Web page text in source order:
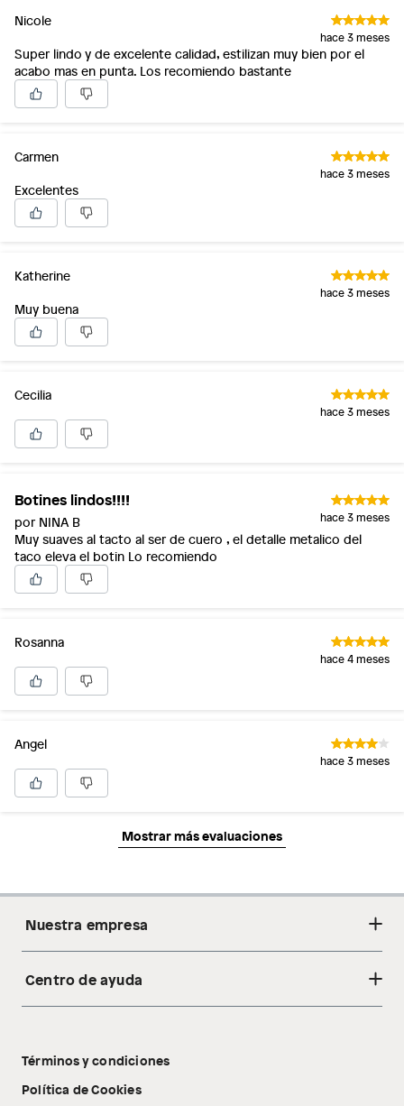
Nicole
hace 3 meses
Super lindo y de excelente calidad, estilizan muy bien por el
acabo mas en punta. Los recomiendo bastante
Carmen
hace 3 meses
Excelentes
Katherine
hace 3 meses
Muy buena
Cecilia
hace 3 meses
Botines lindos!!!!
por NINA B hace 3 meses
Muy suaves al tacto al ser de cuero , el detalle metalico del
taco eleva el botin Lo recomiendo
Rosanna
hace 4 meses
Angel
hace 3 meses
Mostrar más evaluaciones
Nuestra empresa
Acerca de nosotros
Tecnología Pillow Walk
Centro de ayuda
Libro de reclamaciones
Términos y condiciones
Política de Cookies